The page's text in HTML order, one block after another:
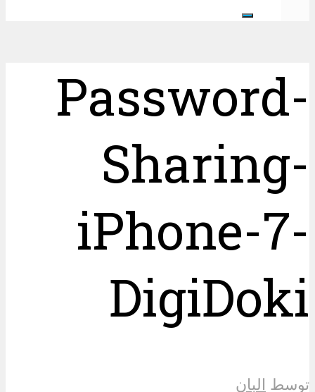
Password-
Sharing-
iPhone-7-
DigiDoki
توسط البان